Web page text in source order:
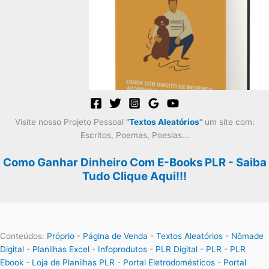
Visite nosso Projeto Pessoal "Textos Aleatórios"um site com:
Escritos, Poemas, Poesias...
Como Ganhar Dinheiro Com E-Books PLR - Saiba
Tudo Clique Aqui!!!
Conteúdos: Próprio - Página de Venda - Textos Aleatórios - Nômade
Digital - Planilhas Excel - Infoprodutos - PLR Digital - PLR - PLR
Ebook - Loja de Planilhas PLR - Portal Eletrodomésticos - Portal